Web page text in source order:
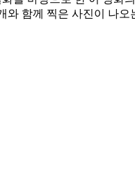
와 함께 찍은 사진이 나오